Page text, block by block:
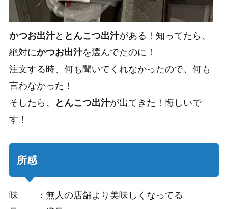
かつお出汁と とんこつ出汁がある！知ってたら、
絶対にかつお出汁を選んでたのに！
注文する時、何も聞いてくれなかったので、何も
言わなかった！
そしたら、
とんこつ出汁が出てきた！悔しいで
す！
所感
味 ：無人の店舗より美味しくなってる